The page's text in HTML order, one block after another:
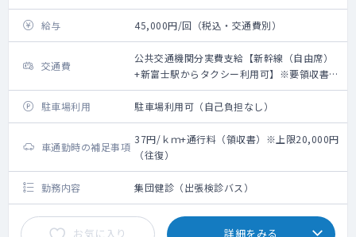
給与 45,000円/回（税込・交通費別）
交通費
公共交通機関分実費支給【新幹線（自由席）
+新富士駅からタクシー利用可】※要領収書・
上限20,000円（往復）
駐車場利用
駐車場利用可（自己負担なし）
車通勤時の補足事項
37円/ｋｍ+通行料（領収書）※上限20,000円
（往復）
勤務内容 集団健診（出張検診バス）
お気に入り 詳細をみる